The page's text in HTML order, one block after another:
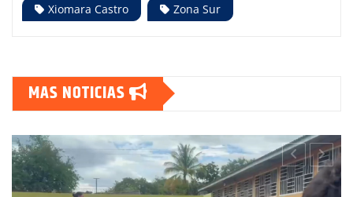
Xiomara Castro
Zona Sur
MAS NOTICIAS